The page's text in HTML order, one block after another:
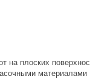
на плоских